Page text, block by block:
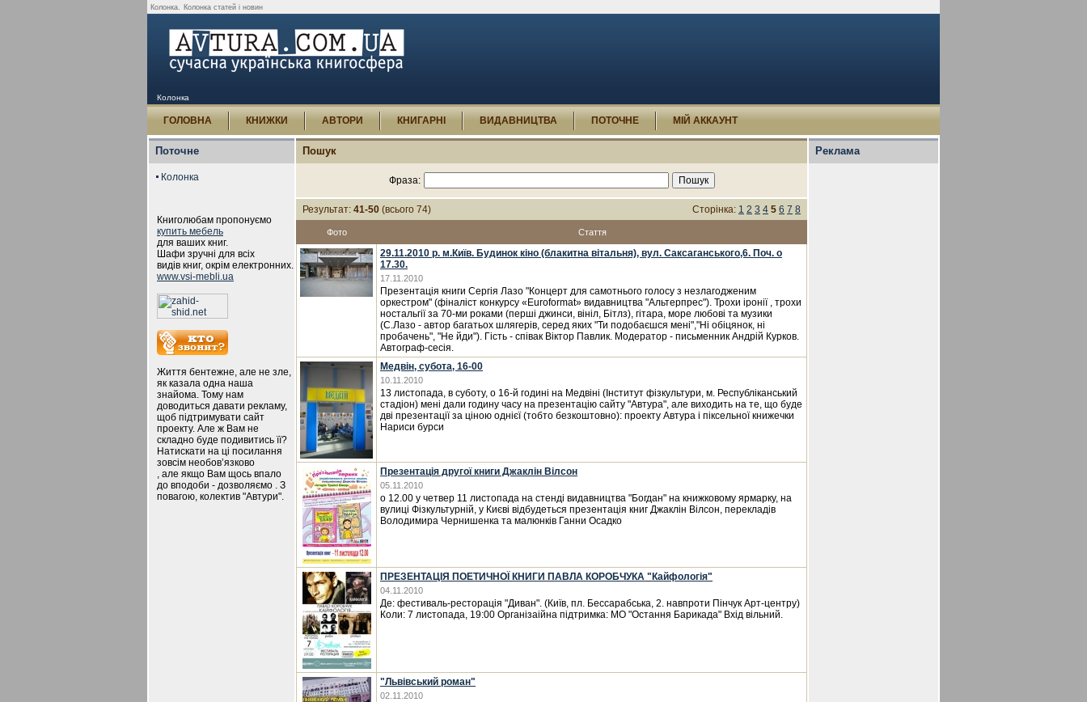
Колонка. Колонка статей і новин
Колонка
ГОЛОВНА КНИЖКИ АВТОРИ КНИГАРНІ ВИДАВНИЦТВА ПОТОЧНЕ МІЙ АККАУНТ
Поточне
Колонка
Книголюбам пропонуємо
купить мебель
для ваших книг.
Шафи зручні для всіх
видів книг, окрім електронних.
www.vsi-mebli.ua
Життя бентежне, але не зле,
як казала одна наша
знайома. Тому нам
доводиться давати рекламу,
щоб підтримувати сайт
проекту. Але ж Вам не
складно буде подивитись її?
Натискати на ці посилання
зовсім необов’язково
, але якщо Вам щось впало
до вподоби - дозволяємо . З
повагою, колектив "Автури".
Пошук
Фраза:
Результат: 41-50 (всього 74) Сторінка: 1 2 3 4 5 6 7 8
Фото Стаття
29.11.2010 р. м.Київ. Будинок кіно (блакитна вітальня), вул. Саксаганського,6. Поч. о
17.30.
17.11.2010
Презентація книги Сергія Лазо "Концерт для самотнього голосу з незлагодженим
оркестром" (фіналіст конкурсу «Euroformat» видавництва "Альтерпрес"). Трохи іронії , трохи
ностальгії за 70-ми роками (перші джинси, вініл, Бітлз), гітара, море любові та музики
(С.Лазо - автор багатьох шлягерів, серед яких "Ти подобаєшся мені","Ні обіцянок, ні
пробачень", "Не йди"). Гість - співак Віктор Павлик. Модератор - письменник Андрій Курков.
Автограф-сесія.
Медвін, субота, 16-00
10.11.2010
13 листопада, в суботу, о 16-й годині на Медвіні (Інститут фізкультури, м. Республіканський
стадіон) мені дали годину часу на презентацію сайту "Автура", але виходить на те, що буде
дві презентації за ціною однієї (тобто безкоштовно): проекту Автура і піксельної книжечки
Нариси бурси
Презентація другої книги Джаклін Вілсон
05.11.2010
о 12.00 у четвер 11 листопада на стенді видавництва "Богдан" на книжковому ярмарку, на
вулиці Фізкультурній, у Києві відбудеться презентація книг Джаклін Вілсон, перекладів
Володимира Чернишенка та малюнків Ганни Осадко
ПРЕЗЕНТАЦІЯ ПОЕТИЧНОЇ КНИГИ ПАВЛА КОРОБЧУКА "Кайфологія"
04.11.2010
Де: фестиваль-ресторація "Диван". (Київ, пл. Бессарабська, 2. навпроти Пінчук Арт-центру)
Коли: 7 листопада, 19:00 Організаійна підтримка: МО "Остання Барикада" Вхід вільний.
"Львівський роман"
02.11.2010
Реклама